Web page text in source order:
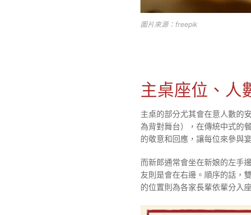
圖片來源：freepik
主桌座位、人
主桌的部分尤其會在意人數的
為背對舞台），在傳統中式的
的敬意和回應，讓每位來參與
而新郎通常會坐在新娘的左手
友則是會在右邊。順序的話，
的位置則為各家長輩依輩分入